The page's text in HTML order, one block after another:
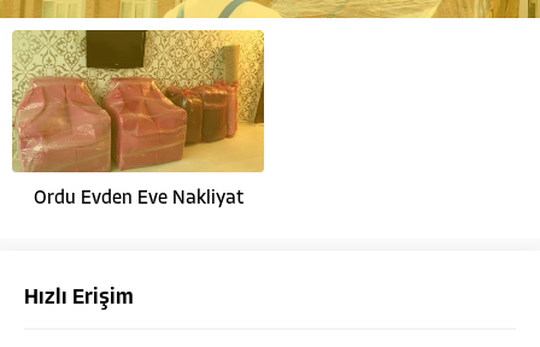
Ordu Evden Eve Nakliyat
Hızlı Erişim